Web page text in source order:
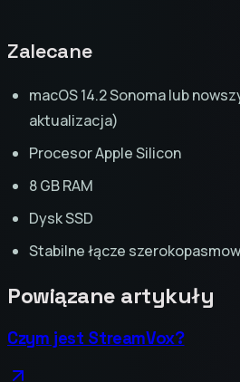
Zalecane
macOS 14.2 Sonoma lub
aktualizacja)
Procesor Apple Silicon
8 GB RAM
Dysk SSD
Stabilne łącze
Powiązane artykuły
Czym jest StreamVox?